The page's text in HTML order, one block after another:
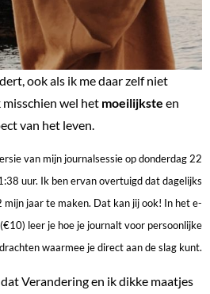
ook als ik me daar zelf niet
wel het moeilijkste en
van het leven.
van mijn journalsessie op donderdag 22
uur. Ik ben ervan overtuigd dat dagelijks
jaar te maken. Dat kan jij ook! In het e-
(€10) leer je hoe je journalt voor persoonlijke
waarmee je direct aan de slag kunt.
Verandering en ik dikke maatjes